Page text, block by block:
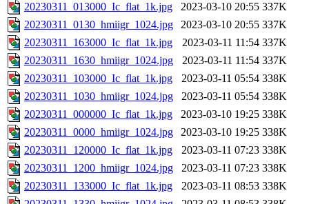
20230311_013000_Ic_flat_1k.jpg
2023-03-10 20:55 337K
20230311_0130_hmiigr_1024.jpg
2023-03-10 20:55 337K
20230311_163000_Ic_flat_1k.jpg
2023-03-11 11:54 337K
20230311_1630_hmiigr_1024.jpg
2023-03-11 11:54 337K
20230311_103000_Ic_flat_1k.jpg
2023-03-11 05:54 338K
20230311_1030_hmiigr_1024.jpg
2023-03-11 05:54 338K
20230311_000000_Ic_flat_1k.jpg
2023-03-10 19:25 338K
20230311_0000_hmiigr_1024.jpg
2023-03-10 19:25 338K
20230311_120000_Ic_flat_1k.jpg
2023-03-11 07:23 338K
20230311_1200_hmiigr_1024.jpg
2023-03-11 07:23 338K
20230311_133000_Ic_flat_1k.jpg
2023-03-11 08:53 338K